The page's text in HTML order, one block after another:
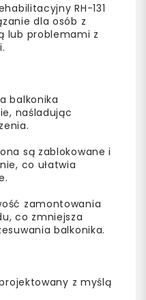
RH-131
dla osób z
lub problemami z
balkonika
naśladując
są zablokowane i
co ułatwia
zamontowania
co zmniejsza
balkonika.
z myślą